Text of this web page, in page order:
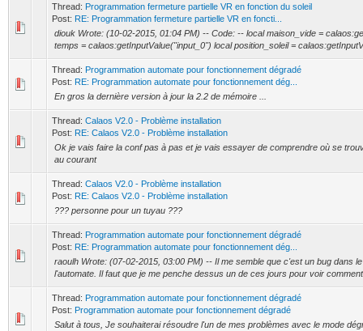
Thread: Programmation fermeture partielle VR en fonction du soleil
Post: RE: Programmation fermeture partielle VR en foncti...
diouk Wrote: (10-02-2015, 01:04 PM) -- Code: -- local maison_vide =
temps = calaos:getInputValue("input_0") local position_soleil =
Thread: Programmation automate pour fonctionnement dégradé
Post: RE: Programmation automate pour fonctionnement dég...
En gros la dernière version à jour la 2.2 de mémoire ...
Thread: Calaos V2.0 - Problème installation
Post: RE: Calaos V2.0 - Problème installation
Ok je vais faire la conf pas à pas et je vais essayer de comprendre où se
au courant
Thread: Calaos V2.0 - Problème installation
Post: RE: Calaos V2.0 - Problème installation
??? personne pour un tuyau ???
Thread: Programmation automate pour fonctionnement dégradé
Post: RE: Programmation automate pour fonctionnement dég...
raoulh Wrote: (07-02-2015, 03:00 PM) -- Il me semble que c'est un bug dans
l'automate. Il faut que je me penche dessus un de ces jours pour voir
Thread: Programmation automate pour fonctionnement dégradé
Post: Programmation automate pour fonctionnement dégradé
Salut à tous, Je souhaiterai résoudre l'un de mes problèmes avec le mode